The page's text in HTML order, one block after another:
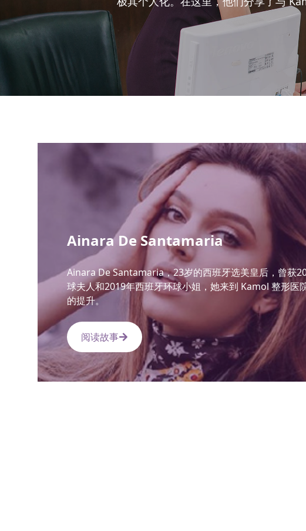
Ainara De Santamaria
Ainara De Santamaria，23岁的西班牙选美皇后，曾获
球夫人和2019年西班牙环球小姐，她来到 Kamol 整形医
的提升。
阅读故事